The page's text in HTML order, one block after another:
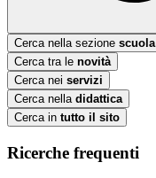
Cerca nella sezione scuola
Cerca tra le novità
Cerca nei servizi
Cerca nella didattica
Cerca in tutto il sito
Ricerche frequenti